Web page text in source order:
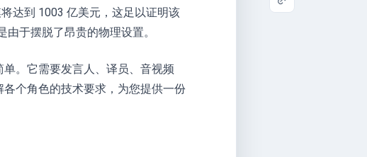
达到 1003 亿美元，这足以证明该
于摆脱了昂贵的物理设置。
。它需要发言人、译员、音视频
各个角色的技术要求，为您提供一份